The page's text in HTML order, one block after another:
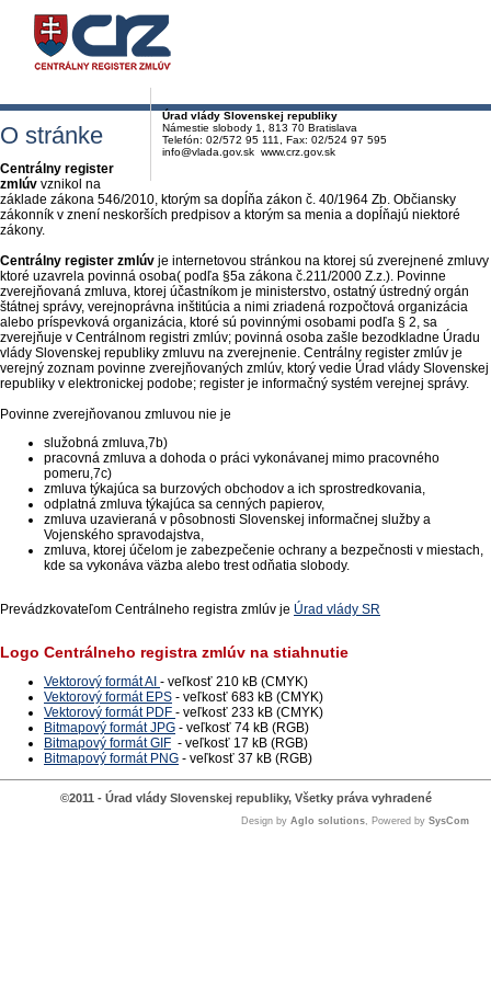
Úrad vlády Slovenskej republiky
Námestie slobody 1, 813 70 Bratislava
Telefón: 02/572 95 111, Fax: 02/524 97 595
info@vlada.gov.sk www.crz.gov.sk
O stránke
Centrálny register
zmlúv vznikol na
základe zákona 546/2010, ktorým sa dopĺňa zákon č. 40/1964 Zb. Občiansky
zákonník v znení neskorších predpisov a ktorým sa menia a dopĺňajú niektoré
zákony.
Centrálny register zmlúv je internetovou stránkou na ktorej sú zverejnené zmluvy
ktoré uzavrela povinná osoba( podľa §5a zákona č.211/2000 Z.z.). Povinne
zverejňovaná zmluva, ktorej účastníkom je ministerstvo, ostatný ústredný orgán
štátnej správy, verejnoprávna inštitúcia a nimi zriadená rozpočtová organizácia
alebo príspevková organizácia, ktoré sú povinnými osobami podľa § 2, sa
zverejňuje v Centrálnom registri zmlúv; povinná osoba zašle bezodkladne Úradu
vlády Slovenskej republiky zmluvu na zverejnenie. Centrálny register zmlúv je
verejný zoznam povinne zverejňovaných zmlúv, ktorý vedie Úrad vlády Slovenskej
republiky v elektronickej podobe; register je informačný systém verejnej správy.
Povinne zverejňovanou zmluvou nie je
služobná zmluva,7b)
pracovná zmluva a dohoda o práci vykonávanej mimo pracovného
pomeru,7c)
zmluva týkajúca sa burzových obchodov a ich sprostredkovania,
odplatná zmluva týkajúca sa cenných papierov,
zmluva uzavieraná v pôsobnosti Slovenskej informačnej služby a
Vojenského spravodajstva,
zmluva, ktorej účelom je zabezpečenie ochrany a bezpečnosti v miestach,
kde sa vykonáva väzba alebo trest odňatia slobody.
Prevádzkovateľom Centrálneho registra zmlúv je Úrad vlády SR
Logo Centrálneho registra zmlúv na stiahnutie
Vektorový formát AI - veľkosť 210 kB (CMYK)
Vektorový formát EPS - veľkosť 683 kB (CMYK)
Vektorový formát PDF - veľkosť 233 kB (CMYK)
Bitmapový formát JPG - veľkosť 74 kB (RGB)
Bitmapový formát GIF - veľkosť 17 kB (RGB)
Bitmapový formát PNG - veľkosť 37 kB (RGB)
©2011 - Úrad vlády Slovenskej republiky, Všetky práva vyhradené
Design by Aglo solutions, Powered by SysCom